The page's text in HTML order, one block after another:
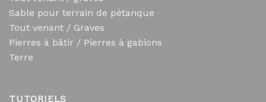
Sable pour terrain de pétanque
Tout venant / Graves
Pierres à bâtir / Pierres à gabions
Terre
TUTORIELS